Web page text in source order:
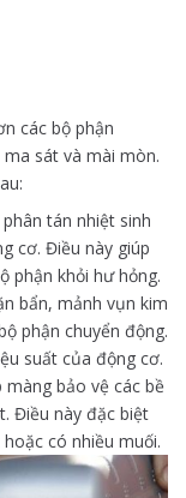
các bộ phận
sát và mài mòn.
tán nhiệt sinh
cơ. Điều này giúp
phận khỏi hư hỏng.
bẩn, mảnh vụn kim
phận chuyển động.
suất của động cơ.
bảo vệ các bề
Điều này đặc biệt
có nhiều muối.